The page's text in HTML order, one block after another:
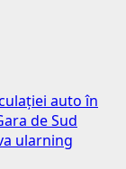
auto în
de Sud
ularning